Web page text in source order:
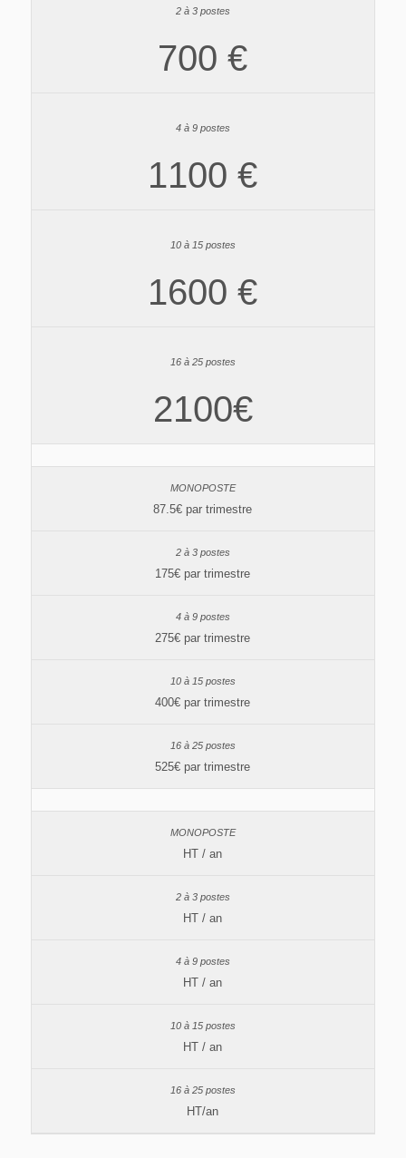
700 €
1100 €
1600 €
2100€
87.5€ par trimestre
175€ par trimestre
275€ par trimestre
400€ par trimestre
525€ par trimestre
HT / an
HT / an
HT / an
HT / an
HT/an